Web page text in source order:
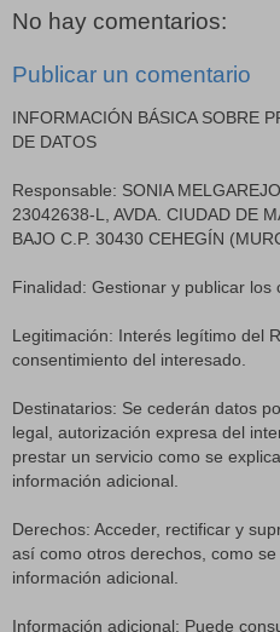
No hay comentarios:
Publicar un comentario
INFORMACIÓN BÁSICA SOBRE
DE DATOS
Responsable: SONIA
23042638-L, AVDA. CIUDAD DE
BAJO C.P. 30430 CEHEGÍN
Finalidad: Gestionar y publicar los
Legitimación: Interés legítimo del
consentimiento del interesado.
Destinatarios: Se cederán datos
legal, autorización expresa del
prestar un servicio como se
información adicional.
Derechos: Acceder, rectificar y
así como otros derechos, como
información adicional.
Información adicional: Puede